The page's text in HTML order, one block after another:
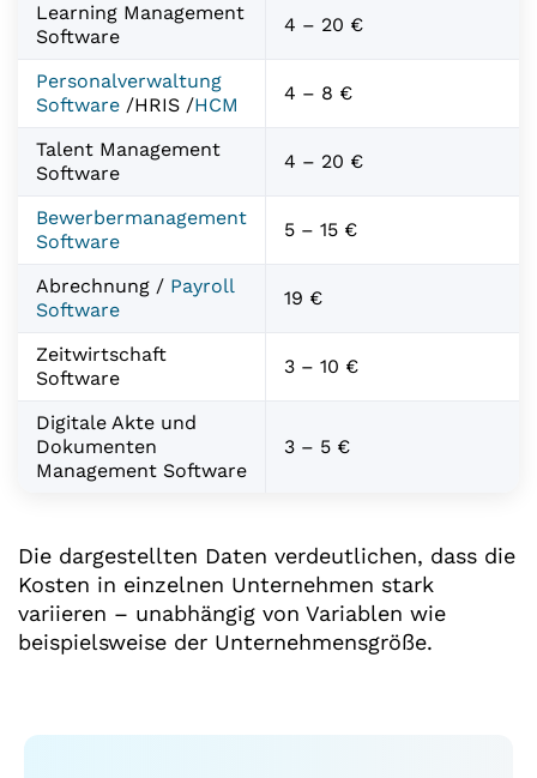
Learning Management
Software
4 – 20 €
Personalverwaltung
Software /HRIS /HCM
4 – 8 €
Talent Management
Software
4 – 20 €
Bewerbermanagement
Software
5 – 15 €
Abrechnung / Payroll
Software
19 €
Zeitwirtschaft
Software
3 – 10 €
Digitale Akte und
Dokumenten
Management Software
3 – 5 €
Die dargestellten Daten verdeutlichen, dass die
Kosten in einzelnen Unternehmen stark
variieren – unabhängig von Variablen wie
beispielsweise der Unternehmensgröße.